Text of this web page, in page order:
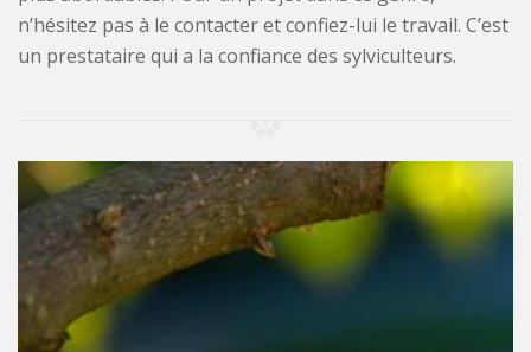
n’hésitez pas à le contacter et confiez-lui le travail. C’est
un prestataire qui a la confiance des sylviculteurs.